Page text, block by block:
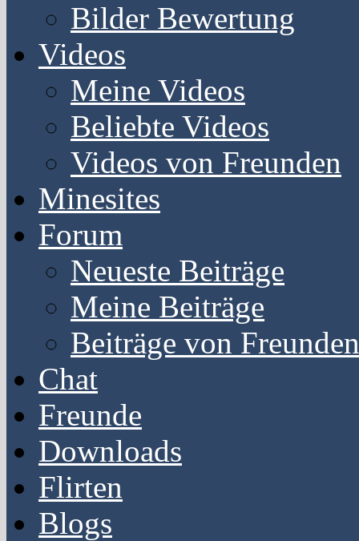
Bilder Bewertung
Videos
Meine Videos
Beliebte Videos
Videos von Freunden
Minesites
Forum
Neueste Beiträge
Meine Beiträge
Beiträge von Freunden
Chat
Freunde
Downloads
Flirten
Blogs